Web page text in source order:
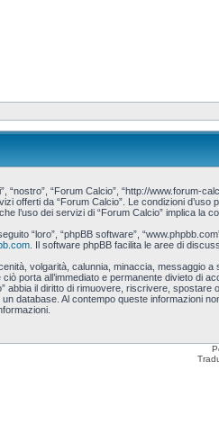
“nostro”, “Forum Calcio”, “http://www.forum-
offerti da “Forum Calcio”. Le condizioni
l’uso dei servizi di “Forum Calcio” implica la
“loro”, “phpBB software”,
. Il software phpBB facilita le aree di
volgarità, calunnia, minaccia, messaggio
porta all’immediato e permanente divieto
abbia il diritto di rimuovere, riscrivere,
database. Al contempo queste informazioni